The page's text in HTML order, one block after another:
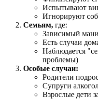
Испытывают
Игнорируют
Семьям, где:
Зависимый
Есть случаи
Наблюдается
проблемы)
Особые случаи:
Родители
Супруги
Взрослые дети